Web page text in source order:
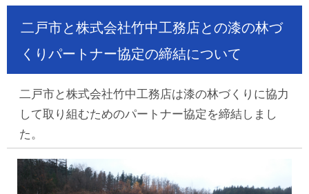
二戸市と株式会社竹中工務店との漆の林づ
くりパートナー協定の締結について
二戸市と株式会社竹中工務店は漆の林づくりに協力
して取り組むためのパートナー協定を締結しまし
た。